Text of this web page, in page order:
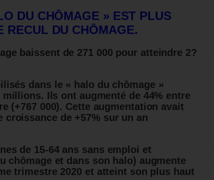
DU CHÔMAGE » EST PLUS
RECUL DU CHÔMAGE.
baissent de 271 000 pour atteindre 2?
dans le « halo du chômage »
Ils ont augmenté de 44% entre
(+767 000). Cette augmentation avait
croissance de +57% sur un an
de 15-64 ans sans emploi et
chômage et dans son halo) augmente
trimestre 2020 et atteint son plus haut